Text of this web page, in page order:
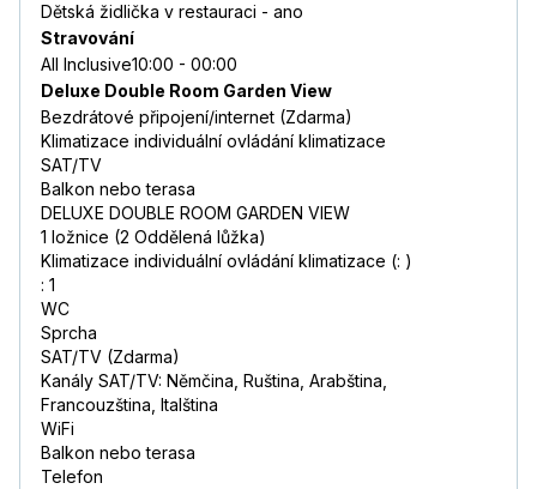
Dětská židlička v restauraci - ano
Stravování
All Inclusive10:00 - 00:00
Deluxe Double Room Garden View
Bezdrátové připojení/internet (Zdarma)
Klimatizace individuální ovládání klimatizace
SAT/TV
Balkon nebo terasa
DELUXE DOUBLE ROOM GARDEN VIEW
1 ložnice (2 Oddělená lůžka)
Klimatizace individuální ovládání klimatizace (: )
: 1
WC
Sprcha
SAT/TV (Zdarma)
Kanály SAT/TV: Němčina, Ruština, Arabština,
Francouzština, Italština
WiFi
Balkon nebo terasa
Telefon